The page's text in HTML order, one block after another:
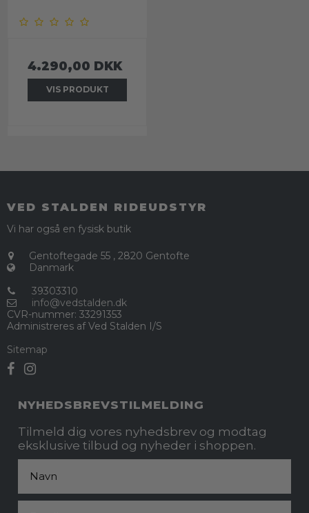
4.290,00 DKK
VIS PRODUKT
VED STALDEN RIDEUDSTYR
Vi har også en fysisk butik
Gentoftegade 55 , 2820 Gentofte
Danmark
39303310
info@vedstalden.dk
CVR-nummer: 33291353
Administreres af Ved Stalden I/S
Sitemap
NYHEDSBREVSTILMELDING
Tilmeld dig vores nyhedsbrev og modtag
eksklusive tilbud og nyheder i shoppen.